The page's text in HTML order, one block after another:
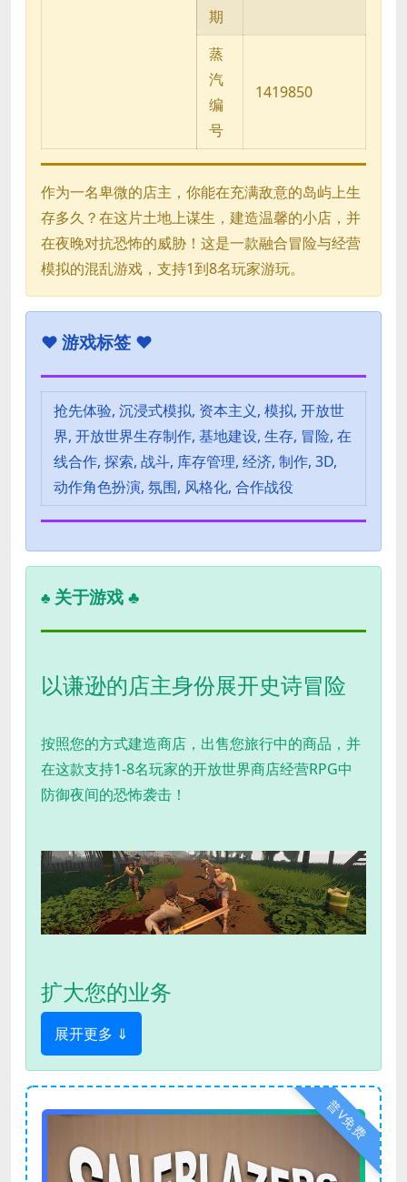
期
蒸
汽
编
号
1419850
作为一名卑微的店主，你能在充满敌意的岛屿上生
存多久？在这片土地上谋生，建造温馨的小店，并
在夜晚对抗恐怖的威胁！这是一款融合冒险与经营
模拟的混乱游戏，支持1到8名玩家游玩。
♥ 游戏标签 ♥
抢先体验, 沉浸式模拟, 资本主义, 模拟, 开放世
界, 开放世界生存制作, 基地建设, 生存, 冒险, 在
线合作, 探索, 战斗, 库存管理, 经济, 制作, 3D,
动作角色扮演, 氛围, 风格化, 合作战役
♣ 关于游戏 ♣
以谦逊的店主身份展开史诗冒险
按照您的方式建造商店，出售您旅行中的商品，并
在这款支持1-8名玩家的开放世界商店经营RPG中
防御夜间的恐怖袭击！
扩大您的业务
展开更多 ⇓
普V免费